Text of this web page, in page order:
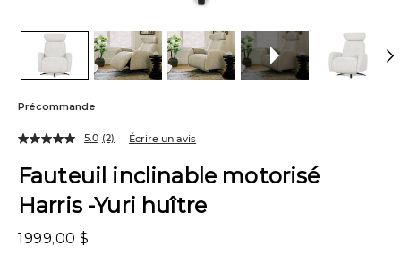
Précommande
Fauteuil inclinable motorisé
Harris -Yuri huître
1999,00 $
5.0 (2) Écrire un avis